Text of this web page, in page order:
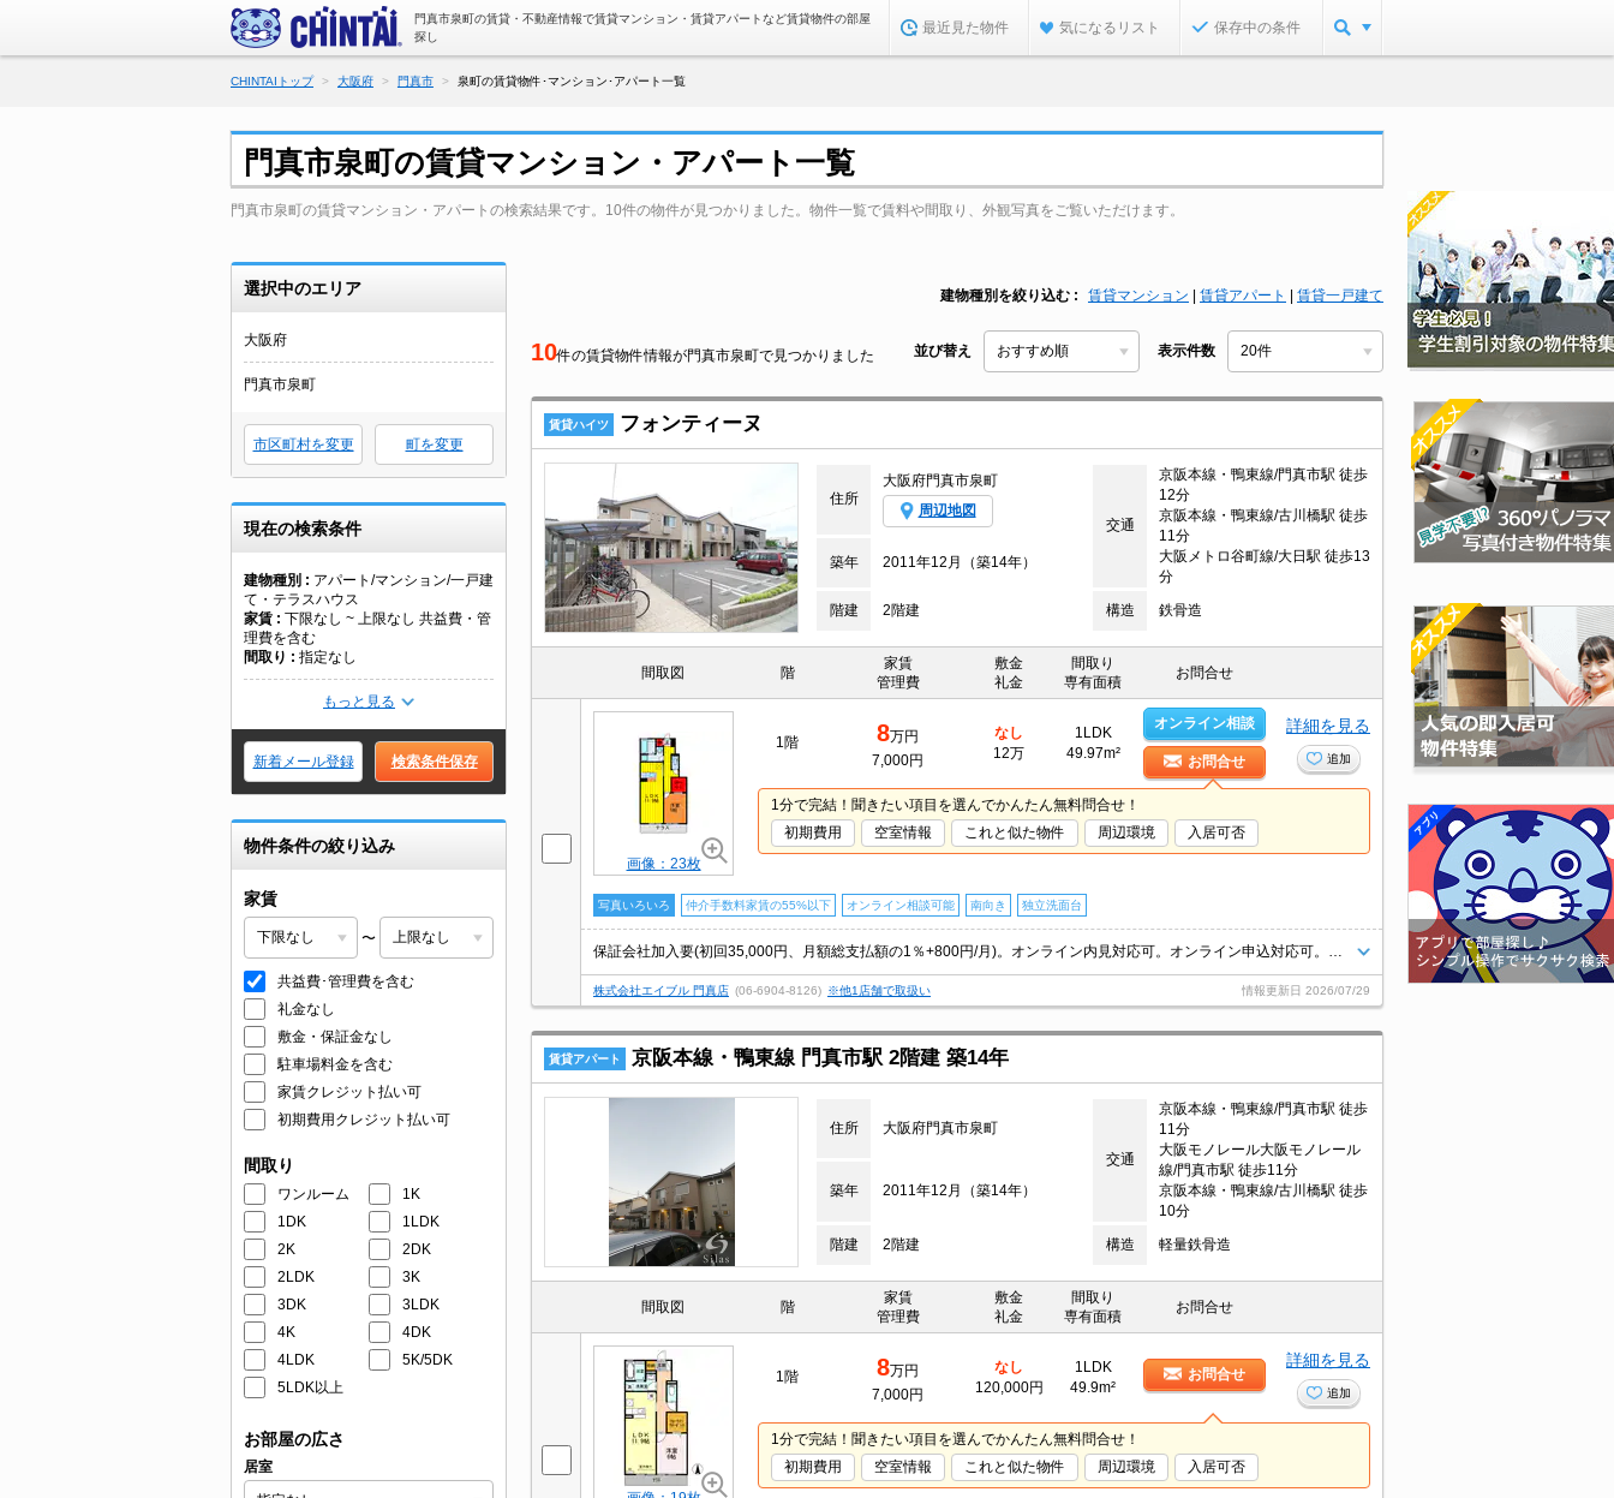
門真市泉町の賃貸・不動産情報で賃貸マンション・賃貸アパートなど賃貸物件の部屋
探し
最近見た物件 気になるリスト 保存中の条件
CHINTAIトップ 大阪府 門真市 泉町の賃貸物件･マンション･アパート一覧
門真市泉町の賃貸マンション・アパート一覧
門真市泉町の賃貸マンション・アパートの検索結果です。10件の物件が見つかりました。物件一覧で賃料や間取り、外観写真をご覧いただけます。
選択中のエリア
大阪府
門真市泉町
市区町村を変更 町を変更
現在の検索条件
建物種別
アパート/マンション/一戸建
て・テラスハウス
家賃
下限なし ~ 上限なし 共益費・管
理費を含む
間取り
指定なし
もっと見る
新着メール登録 検索条件保存
物件条件の絞り込み
家賃
〜
共益費･管理費を含む
礼金なし
敷金・保証金なし
駐車場料金を含む
家賃クレジット払い可
初期費用クレジット払い可
間取り
ワンルーム
1K
1DK
1LDK
2K
2DK
2LDK
3K
3DK
3LDK
4K
4DK
4LDK
5K/5DK
5LDK以上
お部屋の広さ
居室
建物種別を絞り込む 賃貸マンション 賃貸アパート 賃貸一戸建て
10件の賃貸物件情報が門真市泉町で見つかりました 並び替え 表示件数
賃貸ハイツ フォンティーヌ
住所
大阪府門真市泉町
周辺地図
交通
京阪本線・鴨東線/門真市駅 徒歩
12分
京阪本線・鴨東線/古川橋駅 徒歩
11分
大阪メトロ谷町線/大日駅 徒歩13
分
築年 2011年12月（築14年）
階建 2階建 構造 鉄骨造
間取図 階
家賃
管理費
敷金
礼金
間取り
専有面積
お問合せ
画像：23枚
1階 8万円
7,000円
なし
12万
1LDK
49.97m²
オンライン相談
お問合せ
詳細を見る
追加
1分で完結！聞きたい項目を選んでかんたん無料問合せ！
初期費用
空室情報 これと似た物件 周辺環境 入居可否
写真いろいろ 仲介手数料家賃の55%以下 オンライン相談可能 南向き 独立洗面台
株式会社エイブル 門真店 (06-6904-8126) ※他1店舗で取扱い 情報更新日 2026/07/29
賃貸アパート 京阪本線・鴨東線 門真市駅 2階建 築14年
住所 大阪府門真市泉町
交通
京阪本線・鴨東線/門真市駅 徒歩
11分
大阪モノレール大阪モノレール
線/門真市駅 徒歩11分
京阪本線・鴨東線/古川橋駅 徒歩
10分
築年 2011年12月（築14年）
階建 2階建 構造 軽量鉄骨造
間取図 階
家賃
管理費
敷金
礼金
間取り
専有面積
お問合せ
1階 8万円
7,000円
なし
120,000円
1LDK
49.9m²
お問合せ
詳細を見る
追加
1分で完結！聞きたい項目を選んでかんたん無料問合せ！
初期費用
空室情報 これと似た物件 周辺環境 入居可否